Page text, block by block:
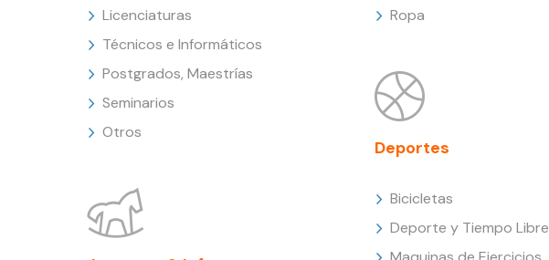
Licenciaturas
Técnicos e Informáticos
Postgrados, Maestrías
Seminarios
Otros
Ropa
Deportes
Bicicletas
Deporte y Tiempo Libre